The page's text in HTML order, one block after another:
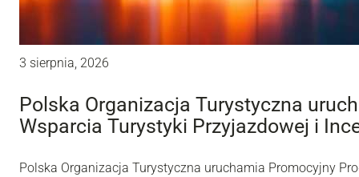
3 sierpnia, 2026
Polska Organizacja Turystyczna
Wsparcia Turystyki Przyjazdowej i
Polska Organizacja Turystyczna uruchamia Promocyjny